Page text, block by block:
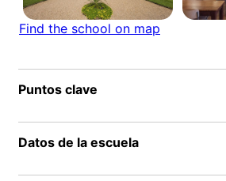
Find the school on map
Puntos clave
Datos de la escuela